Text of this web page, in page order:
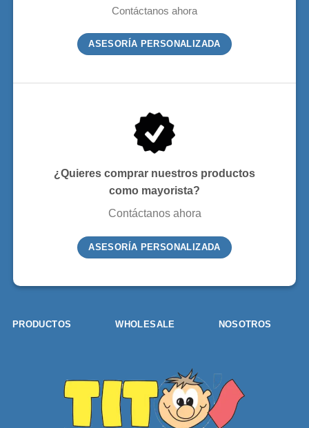
Contáctanos ahora
ASESORÍA PERSONALIZADA
¿Quieres comprar nuestros productos
como mayorista?
Contáctanos ahora
ASESORÍA PERSONALIZADA
PRODUCTOS WHOLESALE NOSOTROS